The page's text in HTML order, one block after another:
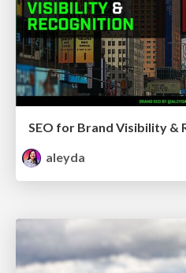
SEO for Brand Visibility &
aleyda